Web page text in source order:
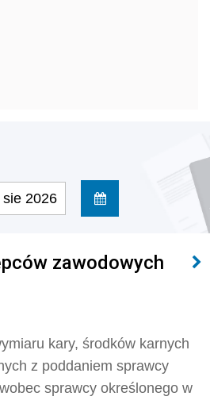
sie 2026
zawodowych
kary, środków karnych
z poddaniem sprawcy
sprawcy określonego w